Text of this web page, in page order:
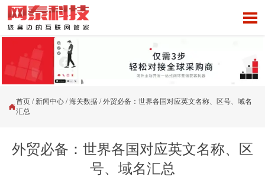


首页 / 新闻中心 /海关数据 /外贸必备：世界各国对应英文名称、区号、域名
汇总
外贸必备：世界各国对应英文名称、区
号、域名汇总